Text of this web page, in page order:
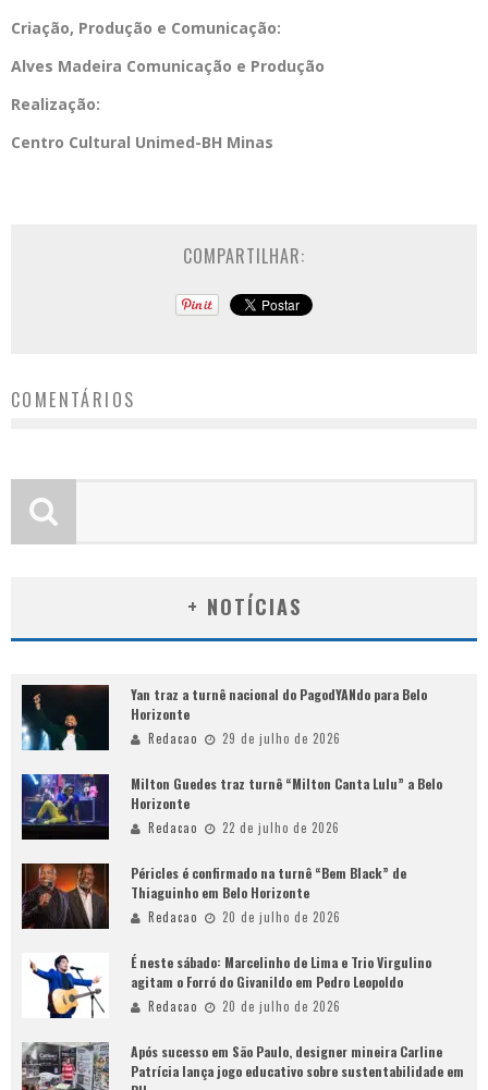
Criação, Produção e Comunicação:
Alves Madeira Comunicação e Produção
Realização:
Centro Cultural Unimed-BH Minas
COMPARTILHAR:
COMENTÁRIOS
+ NOTÍCIAS
Yan traz a turnê nacional do PagodYANdo para Belo
Horizonte
Redacao 29 de julho de 2026
Milton Guedes traz turnê “Milton Canta Lulu” a Belo
Horizonte
Redacao 22 de julho de 2026
Péricles é confirmado na turnê “Bem Black” de
Thiaguinho em Belo Horizonte
Redacao 20 de julho de 2026
É neste sábado: Marcelinho de Lima e Trio Virgulino
agitam o Forró do Givanildo em Pedro Leopoldo
Redacao 20 de julho de 2026
Após sucesso em São Paulo, designer mineira Carline
Patrícia lança jogo educativo sobre sustentabilidade em